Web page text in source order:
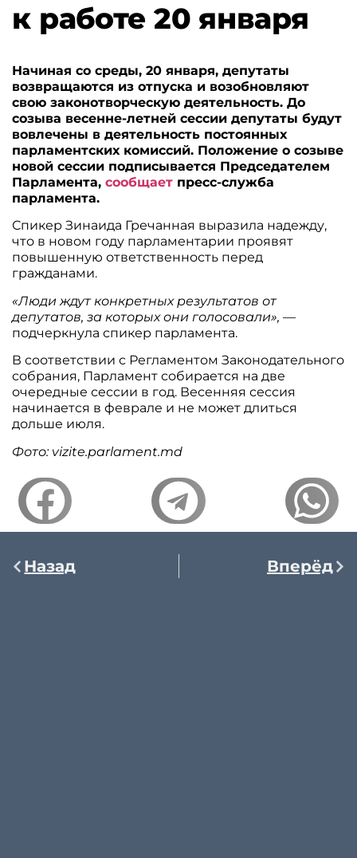
к работе 20 января
Начиная со среды, 20 января, депутаты
возвращаются из отпуска и возобновляют
свою законотворческую деятельность. До
созыва весенне-летней сессии депутаты будут
вовлечены в деятельность постоянных
парламентских комиссий. Положение о созыве
новой сессии подписывается Председателем
Парламента,сообщает пресс-служба
парламента.
Спикер Зинаида Гречанная выразила надежду,
что в новом году парламентарии проявят
повышенную ответственность перед
гражданами.
«Люди ждут конкретных результатов от
депутатов, за которых они голосовали», —
подчеркнула спикер парламента.
В соответствии с Регламентом Законодательного
собрания, Парламент собирается на две
очередные сессии в год. Весенняя сессия
начинается в феврале и не может длиться
дольше июля.
Фото: vizite.parlament.md
Назад Вперёд